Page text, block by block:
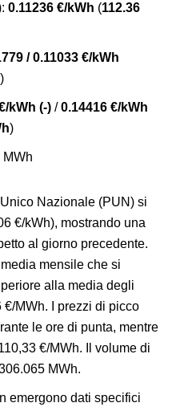
0.11236 €/kWh (112.36
/ 0.11033 €/kWh
)
kWh (-) /0.14416 €/kWh
)
MWh
Nazionale (PUN) si
€/kWh), mostrando una
al giorno precedente.
mensile che si
alla media degli
MWh. I prezzi di picco
le ore di punta, mentre
€/MWh. Il volume di
MWh.
emergono dati specifici